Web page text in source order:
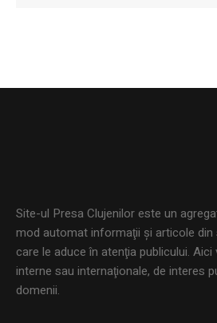
Site-ul Presa Clujenilor este un
mod automat informaţii şi articole din
care le aduce în atenţia publicului.
interne sau internaţionale, de interes
domenii.